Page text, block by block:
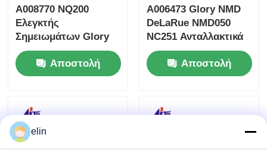
A008770 NQ200
Ελεγκτής
Σημειωμάτων Glory
NMD NMD100
Ανταλλακτικά ΑΤΜ
Αποστολή
A006473 Glory NMD
DeLaRue NMD050
NC251 Ανταλλακτικά
μηχανημάτων
κασέτας ATM
Αποστολή
elin